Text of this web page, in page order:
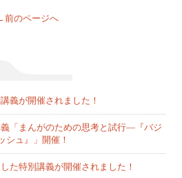
前のページへ
義が開催されました！
「まんがのための思考と試行―『バジ
シュ』」開催！
た特別講義が開催されました！